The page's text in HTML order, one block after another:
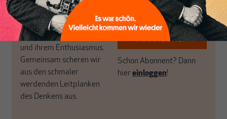
Dabei leben wir von
unseren Autoren, ihren
Recherchen, ihrem Wissen
und ihrem Enthusiasmus.
Gemeinsam scheren wir
aus den schmaler
werdenden Leitplanken
des Denkens aus.
ABONNIEREN SIE
MAKROSKOP
Schon Abonnent? Dann
hiereinloggen!